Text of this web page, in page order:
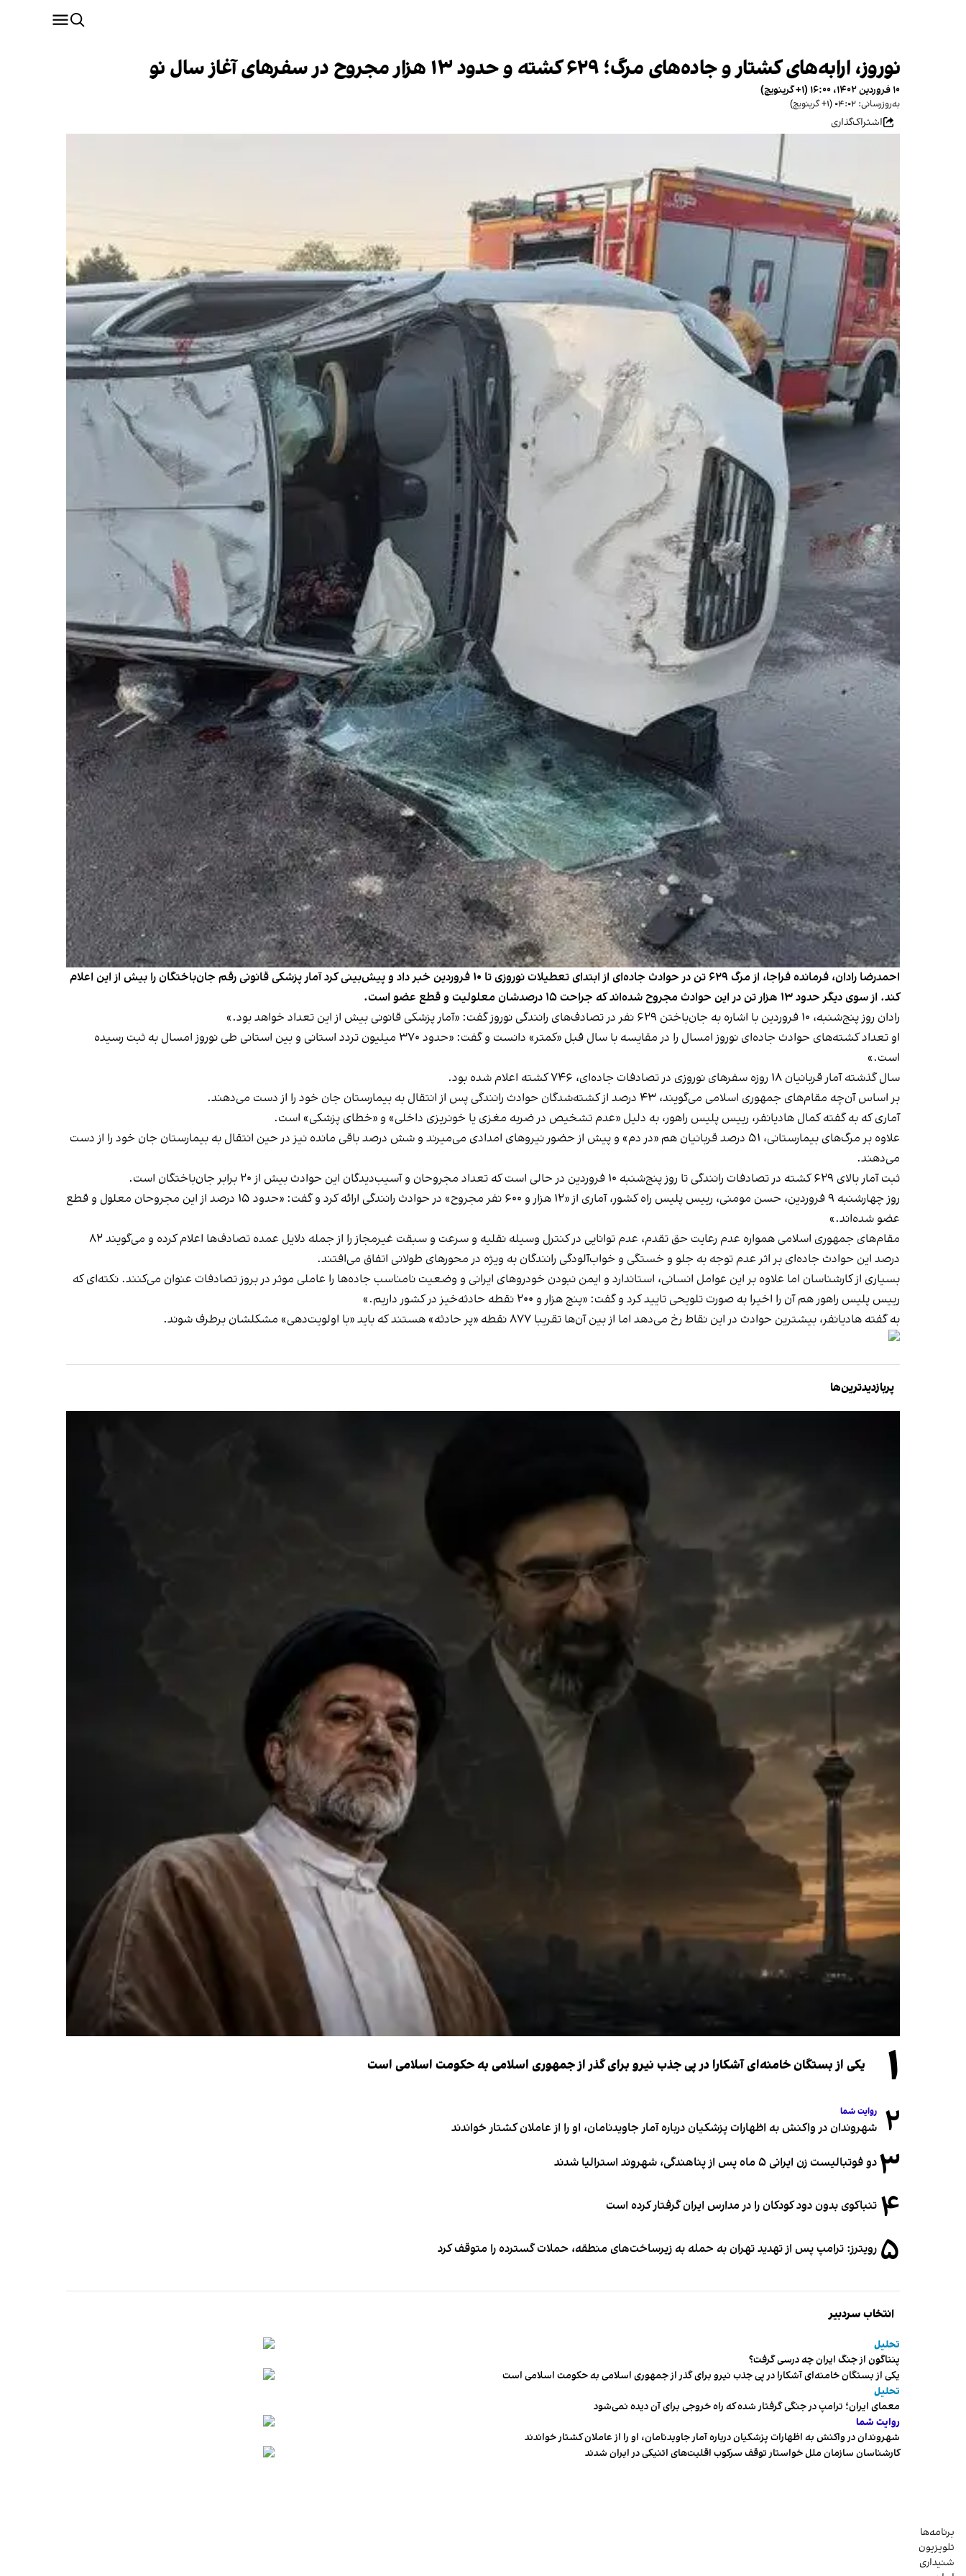
نوروز، ارابه‌های کشتار و جاده‌های مرگ؛ ۶۲۹ کشته و حدود ۱۳ هزار مجروح در سفرهای آغاز سال نو
۱۰ فروردین ۱۴۰۲، ۱۶:۰۰ (‎+۱ گرینویچ)
به‌روزرسانی: ۰۴:۰۲ (‎+۱ گرینویچ)
اشتراک‌گذاری
احمدرضا رادان، فرمانده فراجا، از مرگ ۶۲۹ تن در حوادث جاده‌ای از ابتدای تعطیلات نوروزی تا ۱۰ فروردین خبر داد و پیش‌بینی کرد آمار پزشکی قانونی رقم جان‌باختگان را بیش از این اعلام
کند. از سوی دیگر حدود ۱۳ هزار تن در این حوادث مجروح شده‌اند که جراحت ۱۵ درصدشان معلولیت و قطع عضو است.
رادان روز پنج‌شنبه، ۱۰ فروردین با اشاره به جان‌باختن ۶۲۹ نفر در تصادف‌های رانندگی نوروز گفت: «آمار پزشکی قانونی بیش از این تعداد خواهد بود.»
او تعداد کشته‌های حوادث جاده‌ای نوروز امسال را در مقایسه با سال قبل «کمتر» دانست و گفت: «حدود ۳۷۰ میلیون تردد استانی و بین استانی طی نوروز امسال به ثبت رسیده
است.»
سال گذشته آمار قربانیان ۱۸ روزه سفرهای نوروزی در تصادفات جاده‌ای، ۷۴۶ کشته اعلام شده بود.
بر اساس آن‌چه مقام‌های جمهوری اسلامی می‌گویند، ۴۳ درصد از کشته‌شدگان حوادث رانندگی پس از انتقال به بیمارستان جان خود را از دست می‌دهند.
آماری که به گفته کمال هادیانفر، رییس پلیس راهور، به دلیل «عدم تشخیص در ضربه مغزی یا خونریزی داخلی» و «خطای پزشکی» است.
علاوه بر مرگ‌های بیمارستانی، ۵۱ درصد قربانیان هم «در دم» و پیش از حضور نیروهای امدادی می‌میرند و شش درصد باقی مانده نیز در حین انتقال به بیمارستان جان خود را از دست
می‌دهند.
ثبت آمار بالای ۶۲۹ کشته در تصادفات رانندگی تا روز پنج‌شنبه ۱۰ فروردین در حالی‌ است که تعداد مجروحان و آسیب‌دیدگان این حوادث بیش از ۲۰ برابر جان‌باختگان است.
روز چهارشنبه ۹ فروردین، حسن مومنی، رییس پلیس راه کشور، آماری از «۱۲ هزار و ۶۰۰ نفر مجروح» در حوادث رانندگی ارائه کرد و گفت: «حدود ۱۵ درصد از این مجروحان معلول و قطع
عضو شده‌اند.»
مقام‌های جمهوری اسلامی همواره عدم رعایت حق تقدم، عدم توانایی در کنترل وسیله نقلیه و سرعت و سبقت غیرمجاز را از جمله دلایل عمده تصادف‌ها اعلام کرده و می‌گویند ۸۲
درصد این حوادث جاده‌ای بر اثر عدم توجه به جلو و خستگی و خواب‌آلودگی رانندگان به ویژه در محورهای طولانی اتفاق می‌افتند.
بسیاری از کارشناسان اما علاوه بر این عوامل انسانی، استاندارد و ایمن نبودن خودروهای ایرانی و وضعیت نامناسب جاده‌ها را عاملی موثر در بروز تصادفات عنوان می‌کنند. نکته‌ای که
رییس پلیس راهور هم آن را اخیرا به صورت تلویحی تایید کرد و گفت: «پنج هزار و ۲۰۰ نقطه حادثه‌خیز در کشور داریم.»
به گفته هادیانفر، بیشترین حوادث در این نقاط رخ می‌دهد اما از بین آن‌ها تقریبا ۸۷۷ نقطه «پر حادثه» هستند که باید «با اولویت‌دهی» مشکلشان برطرف شوند.
پربازدیدترین‌ها
۱ یکی از بستگان خامنه‌ای آشکارا در پی جذب نیرو برای گذر از جمهوری اسلامی به حکومت اسلامی است
۲ روایت شما
شهروندان در واکنش به اظهارات پزشکیان درباره آمار جاویدنامان، او را از عاملان کشتار خواندند
۳دو فوتبالیست زن ایرانی ۵ ماه پس از پناهندگی، شهروند استرالیا شدند
۴ تنباکوی بدون دود کودکان را در مدارس ایران گرفتار کرده است
۵ رویترز: ترامپ پس از تهدید تهران به حمله به زیرساخت‌های منطقه، حملات گسترده را متوقف کرد
انتخاب سردبیر
تحلیل
پنتاگون از جنگ ایران چه درسی گرفت؟
یکی از بستگان خامنه‌ای آشکارا در پی جذب نیرو برای گذر از جمهوری اسلامی به حکومت اسلامی است
تحلیل
معمای ایران؛ ترامپ در جنگی گرفتار شده که راه خروجی برای آن دیده نمی‌شود
روایت شما
شهروندان در واکنش به اظهارات پزشکیان درباره آمار جاویدنامان، او را از عاملان کشتار خواندند
کارشناسان سازمان ملل خواستار توقف سرکوب اقلیت‌های اتنیکی در ایران شدند
برنامه‌ها
تلویزیون
شنیداری